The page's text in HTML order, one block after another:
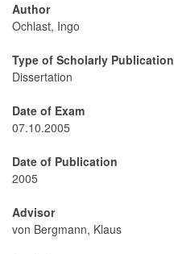
Author
Ochlast, Ingo
Type of Scholarly Publication
Dissertation
Date of Exam
07.10.2005
Date of Publication
2005
Advisor
von Bergmann, Klaus